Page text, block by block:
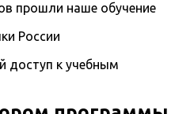
прошли наше обучение
России
доступ к учебным